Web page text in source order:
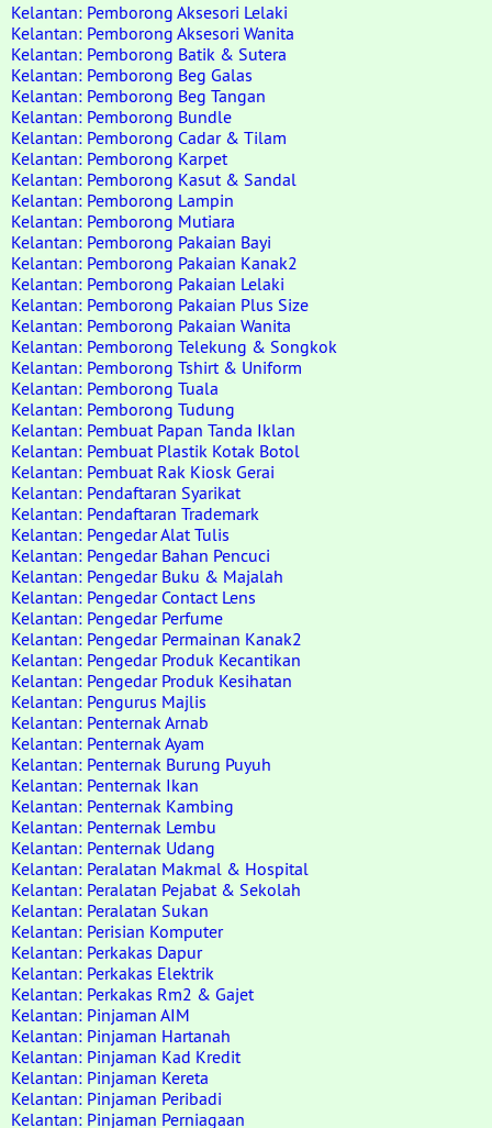
Kelantan: Pemborong Aksesori Lelaki
Kelantan: Pemborong Aksesori Wanita
Kelantan: Pemborong Batik & Sutera
Kelantan: Pemborong Beg Galas
Kelantan: Pemborong Beg Tangan
Kelantan: Pemborong Bundle
Kelantan: Pemborong Cadar & Tilam
Kelantan: Pemborong Karpet
Kelantan: Pemborong Kasut & Sandal
Kelantan: Pemborong Lampin
Kelantan: Pemborong Mutiara
Kelantan: Pemborong Pakaian Bayi
Kelantan: Pemborong Pakaian Kanak2
Kelantan: Pemborong Pakaian Lelaki
Kelantan: Pemborong Pakaian Plus Size
Kelantan: Pemborong Pakaian Wanita
Kelantan: Pemborong Telekung & Songkok
Kelantan: Pemborong Tshirt & Uniform
Kelantan: Pemborong Tuala
Kelantan: Pemborong Tudung
Kelantan: Pembuat Papan Tanda Iklan
Kelantan: Pembuat Plastik Kotak Botol
Kelantan: Pembuat Rak Kiosk Gerai
Kelantan: Pendaftaran Syarikat
Kelantan: Pendaftaran Trademark
Kelantan: Pengedar Alat Tulis
Kelantan: Pengedar Bahan Pencuci
Kelantan: Pengedar Buku & Majalah
Kelantan: Pengedar Contact Lens
Kelantan: Pengedar Perfume
Kelantan: Pengedar Permainan Kanak2
Kelantan: Pengedar Produk Kecantikan
Kelantan: Pengedar Produk Kesihatan
Kelantan: Pengurus Majlis
Kelantan: Penternak Arnab
Kelantan: Penternak Ayam
Kelantan: Penternak Burung Puyuh
Kelantan: Penternak Ikan
Kelantan: Penternak Kambing
Kelantan: Penternak Lembu
Kelantan: Penternak Udang
Kelantan: Peralatan Makmal & Hospital
Kelantan: Peralatan Pejabat & Sekolah
Kelantan: Peralatan Sukan
Kelantan: Perisian Komputer
Kelantan: Perkakas Dapur
Kelantan: Perkakas Elektrik
Kelantan: Perkakas Rm2 & Gajet
Kelantan: Pinjaman AIM
Kelantan: Pinjaman Hartanah
Kelantan: Pinjaman Kad Kredit
Kelantan: Pinjaman Kereta
Kelantan: Pinjaman Peribadi
Kelantan: Pinjaman Perniagaan